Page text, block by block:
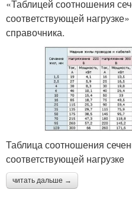
«Таблицей соотношения
соответствующей
справочника.
Таблица соотношения
соответствующей нагрузке
читать дальше →